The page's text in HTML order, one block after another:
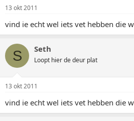
13 okt 2011
vind ie echt wel iets vet hebben die
S Seth
Loopt hier de deur plat
13 okt 2011
vind ie echt wel iets vet hebben die